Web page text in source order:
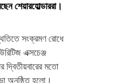
শেয়ারহোল্ডাররা।
সংক্রমণ রোধে
এক্সচেঞ্জ
দ্বিতীয়বারের মতো
অনুষ্ঠিত হলো।